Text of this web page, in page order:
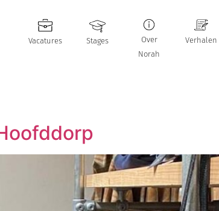
Vacatures Stages
Over
Norah
Verhalen